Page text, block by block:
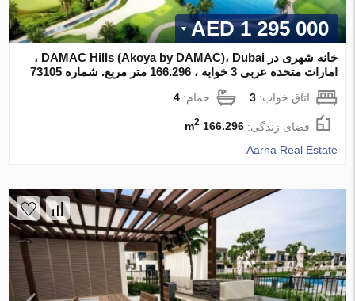
1 295 000 AED
خانه شهری در DAMAC Hills (Akoya by DAMAC)، Dubai ،
امارات متحده عربی 3 خوابه ، 166.296 متر مربع. شماره 73105
اتاق خواب:3 حمام:4
فضای زندگی:166.296 m
2
Aarna Real Estate